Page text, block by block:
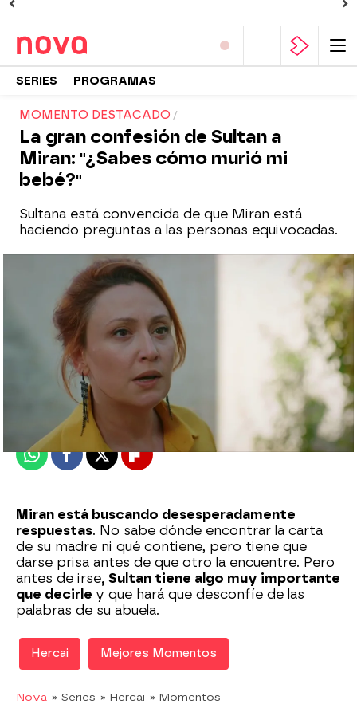
SERIES PROGRAMAS
MOMENTO DESTACADO
La gran confesión de Sultan a
Miran: "¿Sabes cómo murió mi
bebé?"
Sultana está convencida de que Miran está
haciendo preguntas a las personas equivocadas.
Madrid
Publicado:13 de septiembre de 2020, 23:07
WhatsappFacebook
X Flipboard
Miran está buscando desesperadamente
respuestas. No sabe dónde encontrar la carta
de su madre ni qué contiene, pero tiene que
darse prisa antes de que otro la encuentre. Pero
antes de irse, Sultan tiene algo muy importante
que decirle y que hará que desconfíe de las
palabras de su abuela.
Hercai Mejores Momentos
Nova » Series » Hercai » Momentos